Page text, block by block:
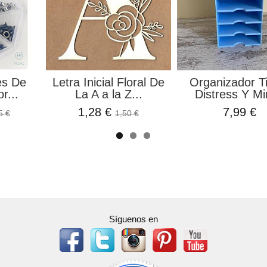
Ramo
€
Papel De Arroz Puerta
Lavender...
1,75 €2,10 €
Charm
0,15
Síguenos en